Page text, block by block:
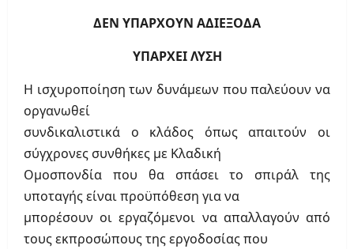
ΔΕΝ ΥΠΑΡΧΟΥΝ ΑΔΙΕΞΟΔΑ
ΥΠΑΡΧΕΙ ΛΥΣΗ
Η ισχυροποίηση των δυνάμεων που παλεύουν να
οργανωθεί
συνδικαλιστικά ο κλάδος όπως απαιτούν οι
σύγχρονες συνθήκες με Κλαδική
Ομοσπονδία που θα σπάσει το σπιράλ της
υποταγής είναι προϋπόθεση για να
μπορέσουν οι εργαζόμενοι να απαλλαγούν από
τους εκπροσώπους της εργοδοσίας που